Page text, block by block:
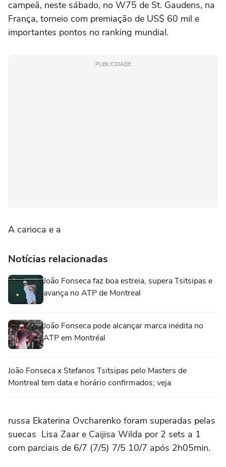
campeã, neste sábado, no W75 de St. Gaudens, na
França, torneio com premiação de US$ 60 mil e
importantes pontos no ranking mundial.
PUBLICIDADE
A carioca e a
Notícias relacionadas
João Fonseca faz boa estreia, supera Tsitsipas e
avança no ATP de Montreal
João Fonseca pode alcançar marca inédita no
ATP em Montréal
João Fonseca x Stefanos Tsitsipas pelo Masters de
Montreal tem data e horário confirmados; veja
russa Ekaterina Ovcharenko foram superadas pelas
suecas Lisa Zaar e Caijisa Wilda por 2 sets a 1
com parciais de 6/7 (7/5) 7/5 10/7 após 2h05min.